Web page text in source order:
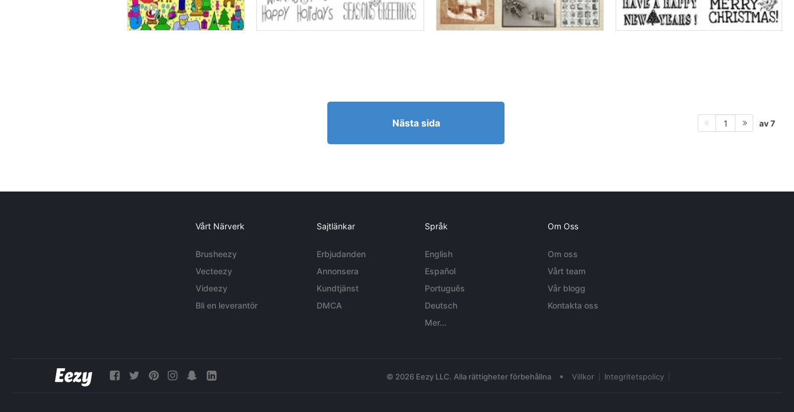
Nästa sida 1 av 7
Vårt Närverk
Brusheezy
Vecteezy
Videezy
Bli en leverantör
Sajtlänkar
Erbjudanden
Annonsera
Kundtjänst
DMCA
Språk
English
Español
Português
Deutsch
Mer...
Om Oss
Om oss
Vårt team
Vår blogg
Kontakta oss
© 2026 Eezy LLC. Alla rättigheter förbehållna • Villkor Integritetspolicy